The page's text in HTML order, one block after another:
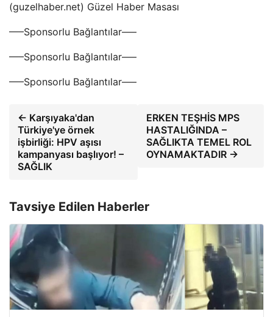
(guzelhaber.net) Güzel Haber Masası
—–Sponsorlu Bağlantılar—–
—–Sponsorlu Bağlantılar—–
—–Sponsorlu Bağlantılar—–
← Karşıyaka'dan
Türkiye'ye örnek
işbirliği: HPV aşısı
kampanyası başlıyor! –
SAĞLIK
ERKEN TEŞHİS MPS
HASTALIĞINDA –
SAĞLIKTA TEMEL ROL
OYNAMAKTADIR →
Tavsiye Edilen Haberler